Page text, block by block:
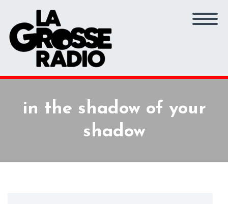
in the shadow of your
shadow